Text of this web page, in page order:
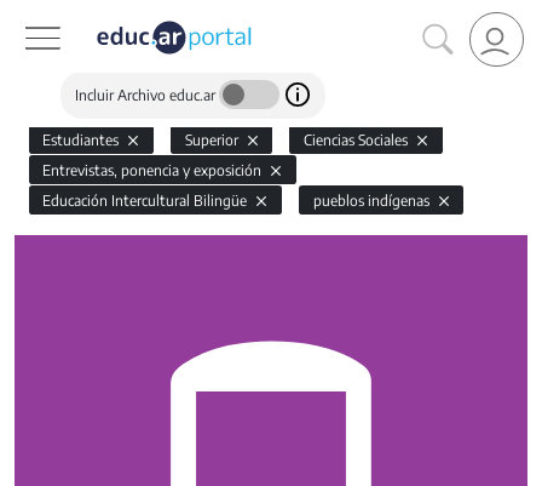
Incluir Archivo educ.ar
Estudiantes Superior
Ciencias Sociales
Entrevistas, ponencia y exposición
Educación Intercultural Bilingüe
pueblos indígenas